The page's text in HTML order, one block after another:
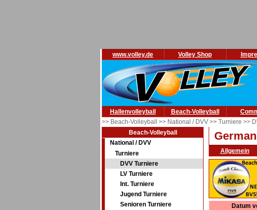
www.volley.de Volley Shop
Hallenvolleyball Beach-Volleyball
>> Beach-Volleyball >> National / DVV >> Turniere >>
Beach-Volleyball
National / DVV
Turniere
DVV Turniere
LV Turniere
Int. Turniere
Jugend Turniere
Senioren Turniere
Allgemein
Datum